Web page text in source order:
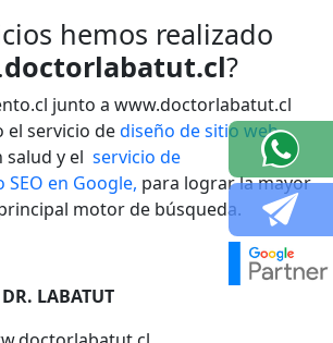
hemos realizado
doctorlabatut.cl?
junto a www.doctorlabatut.cl
el servicio dediseño de sitio web
salud y el servicio de
en Google, para lograr la mayor
motor de búsqueda.
LABATUT